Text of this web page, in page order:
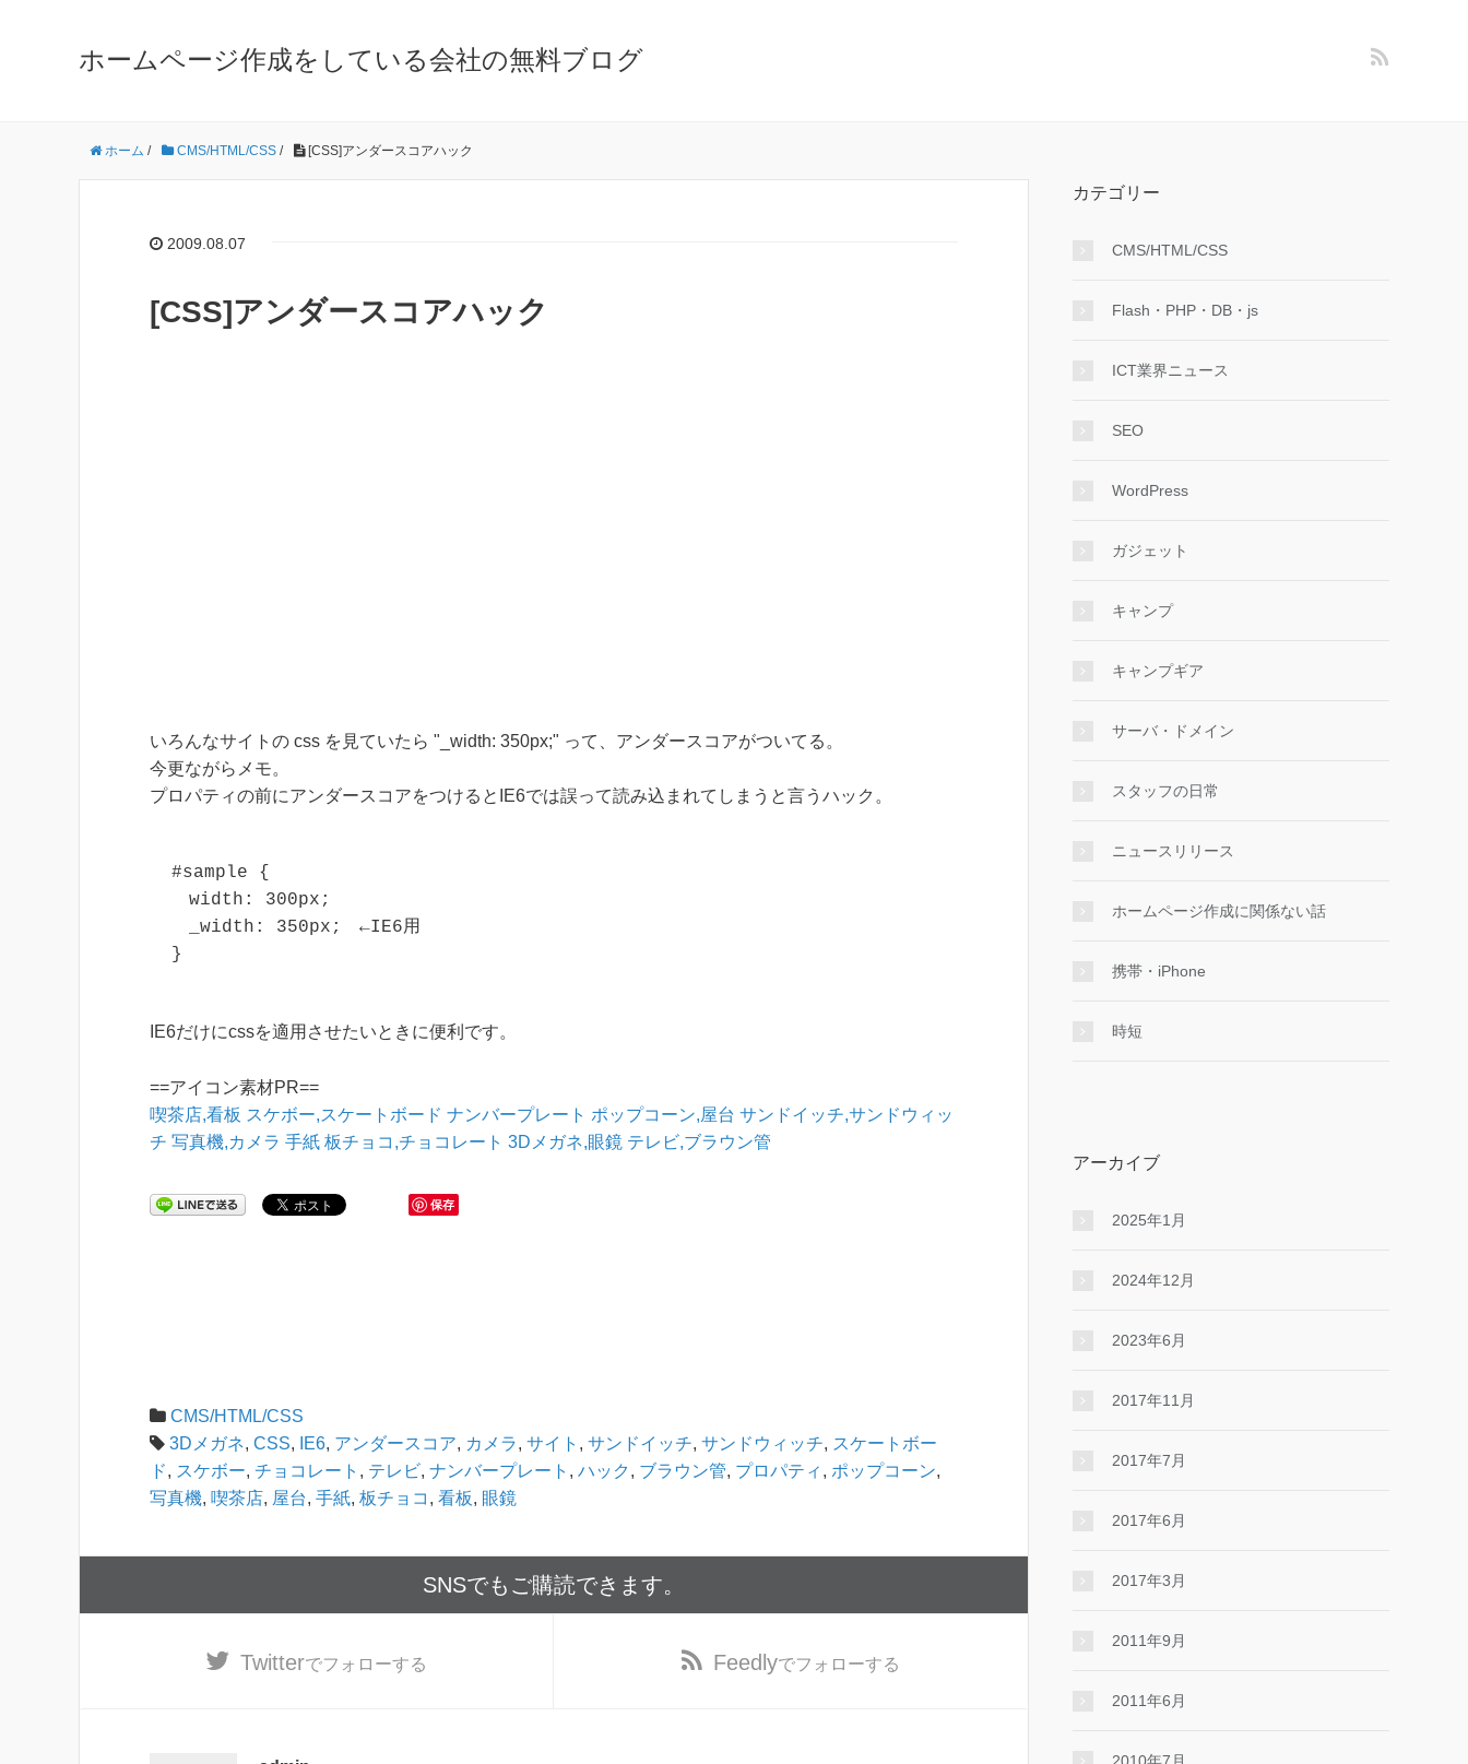
ホームページ作成をしている会社の無料ブログ
ホーム / CMS/HTML/CSS / [CSS]アンダースコアハック
2009.08.07
[CSS]アンダースコアハック
いろんなサイトの css を見ていたら "_width: 350px;" って、アンダースコアがついてる。
今更ながらメモ。
プロパティの前にアンダースコアをつけるとIE6では誤って読み込まれてしまうと言うハック。
#sample {
width: 300px;
_width: 350px;　←IE6用
}
IE6だけにcssを適用させたいときに便利です。
==アイコン素材PR==
喫茶店,看板 スケボー,スケートボード ナンバープレート ポップコーン,屋台 サンドイッチ,サンドウィッ
チ 写真機,カメラ 手紙 板チョコ,チョコレート 3Dメガネ,眼鏡 テレビ,ブラウン管
保存
CMS/HTML/CSS
3Dメガネ, CSS, IE6, アンダースコア, カメラ, サイト , サンドイッチ, サンドウィッチ, スケートボー
ド, スケボー, チョコレート , テレビ, ナンバープレート , ハック , ブラウン管, プロパティ , ポップコーン,
写真機, 喫茶店, 屋台, 手紙, 板チョコ , 看板, 眼鏡
SNSでもご購読できます。
Twitterでフォローする Feedlyでフォローする
カテゴリー
CMS/HTML/CSS
Flash・PHP・DB・js
ICT業界ニュース
SEO
WordPress
ガジェット
キャンプ
キャンプギア
サーバ・ドメイン
スタッフの日常
ニュースリリース
ホームページ作成に関係ない話
携帯・iPhone
時短
アーカイブ
2025年1月
2024年12月
2023年6月
2017年11月
2017年7月
2017年6月
2017年3月
2011年9月
2011年6月